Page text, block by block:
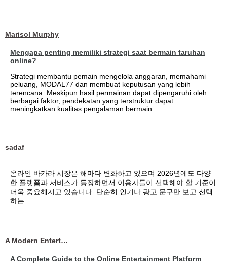
Marisol Murphy
Mengapa penting memiliki strategi saat bermain taruhan
online?
Strategi membantu pemain mengelola anggaran, memahami
peluang, MODAL77 dan membuat keputusan yang lebih
terencana. Meskipun hasil permainan dapat dipengaruhi oleh
berbagai faktor, pendekatan yang terstruktur dapat
meningkatkan kualitas pengalaman bermain.
sadaf
온라인 바카라 시장은 해마다 변화하고 있으며 2026년에도 다양
한 플랫폼과 서비스가 등장하면서 이용자들이 선택해야 할 기준이
더욱 중요해지고 있습니다. 단순히 인기나 광고 문구만 보고 선택
하는...
A Modern Entertainment Platform Bringing
A Complete Guide to the Online Entertainment Platform